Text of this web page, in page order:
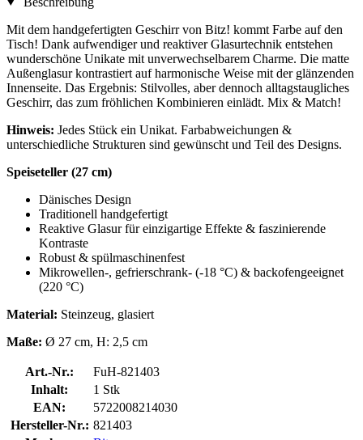
Mit dem handgefertigten Geschirr von Bitz! kommt Farbe auf den
Tisch! Dank aufwendiger und reaktiver Glasurtechnik entstehen
wunderschöne Unikate mit unverwechselbarem Charme. Die matte
Außenglasur kontrastiert auf harmonische Weise mit der glänzenden
Innenseite. Das Ergebnis: Stilvolles, aber dennoch alltagstaugliches
Geschirr, das zum fröhlichen Kombinieren einlädt. Mix & Match!
Hinweis: Jedes Stück ein Unikat. Farbabweichungen &
unterschiedliche Strukturen sind gewünscht und Teil des Designs.
Speiseteller (27 cm)
Dänisches Design
Traditionell handgefertigt
Reaktive Glasur für einzigartige Effekte & faszinierende
Kontraste
Robust & spülmaschinenfest
Mikrowellen-, gefrierschrank- (-18 °C) & backofengeeignet
(220 °C)
Material: Steinzeug, glasiert
Maße: Ø 27 cm, H: 2,5 cm
Art.-Nr.:
FuH-821403
Inhalt:
1 Stk
EAN:
5722008214030
Hersteller-Nr.: 821403